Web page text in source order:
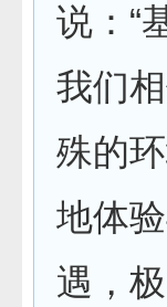
说：“
我们
殊的
地体
遇，